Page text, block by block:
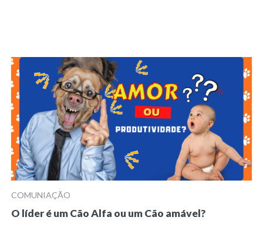
COMUNIAÇÃO
O líder é um Cão Alfa ou um Cão amável?